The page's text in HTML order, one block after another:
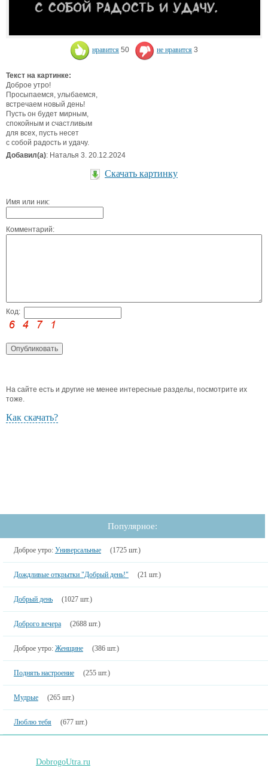
нравится 50 не нравится 3
Текст на картинке:
Доброе утро!
Просыпаемся, улыбаемся,
встречаем новый день!
Пусть он будет мирным,
спокойным и счастливым
для всех, пусть несет
с собой радость и удачу.
Добавил(а): Наталья 3. 20.12.2024
Скачать картинку
Имя или ник:
Комментарий:
Код:
На сайте есть и другие не менее интересные разделы, посмотрите их
тоже.
Как скачать?
Популярное:
Доброе утро: Универсальные (1725 шт.)
Дождливые открытки "Добрый день!" (21 шт.)
Добрый день (1027 шт.)
Доброго вечера (2688 шт.)
Доброе утро: Женщине (386 шт.)
Поднять настроение (255 шт.)
Мудрые (265 шт.)
Люблю тебя (677 шт.)
DobrogoUtra.ru